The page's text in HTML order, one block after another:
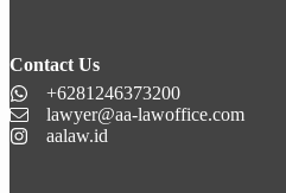
Contact Us
+6281246373200
lawyer@aa-lawoffice.com
aalaw.id